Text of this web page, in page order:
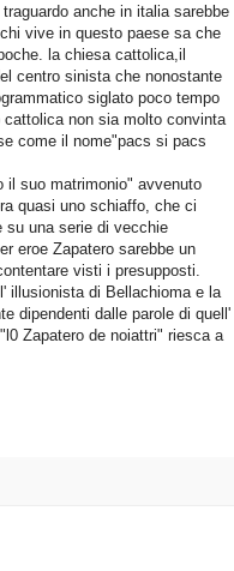
anche in italia sarebbe
vive in questo paese sa che
la chiesa cattolica,il
centro sinista che nonostante
siglato poco tempo
non sia molto convinta
come il nome"pacs si pacs
il suo matrimonio" avvenuto
quasi uno schiaffo, che ci
su una serie di vecchie
eroe Zapatero sarebbe un
visti i presupposti.
illusionista di Bellachioma e la
dipendenti dalle parole di quell'
Zapatero de noiattri" riesca a